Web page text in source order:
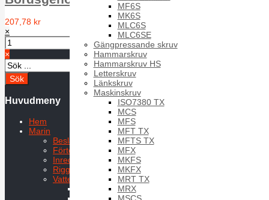
MF6S
MK6S
MLC6S
MLC6SE
Gängpressande skruv
Hammarskruv
Hammarskruv HS
Letterskruv
Länkskruv
Maskinskruv
ISO7380 TX
MCS
MFS
MFT TX
MFTS TX
MFX
MKFS
MKFX
MRT TX
MRX
MSCS
207,78 kr
×
×
Huvudmeny
Hem
Marin
Beslag
Förtöjning
Inredning
Rigg & Däck
Vatten och bränsle
Bordsgenomföring
Bränsledunk